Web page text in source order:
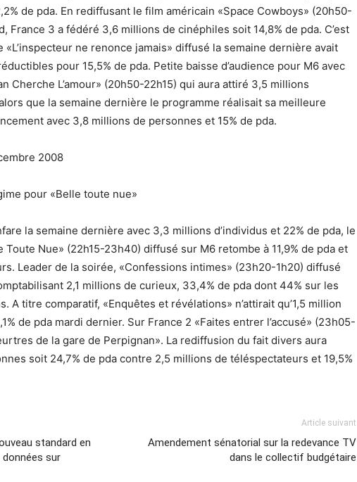
de pda. En rediffusant le film américain «Space Cowboys» (20h50-
France 3 a fédéré 3,6 millions de cinéphiles soit 14,8% de pda. C’est
ne renonce jamais» diffusé la semaine dernière avait
pour 15,5% de pda. Petite baisse d’audience pour M6 avec
Cherche L’amour» (20h50-22h15) qui aura attiré 3,5 millions
que la semaine dernière le programme réalisait sa meilleure
avec 3,8 millions de personnes et 15% de pda.
2008
pour «Belle toute nue»
la semaine dernière avec 3,3 millions d’individus et 22% de pda, le
Toute Nue» (22h15-23h40) diffusé sur M6 retombe à 11,9% de pda et
Leader de la soirée, «Confessions intimes» (23h20-1h20) diffusé
2,1 millions de curieux, 33,4% de pda dont 44% sur les
A titre comparatif, «Enquêtes et révélations» n’attirait qu’1,5 million
de pda mardi dernier. Sur France 2 «Faites entrer l’accusé» (23h05-
de la gare de Perpignan». La rediffusion du fait divers aura
soit 24,7% de pda contre 2,5 millions de téléspectateurs et 19,5%
standard en
sur
Article suivant
Amendement sénatorial sur la redevance TV
dans le collectif budgétaire